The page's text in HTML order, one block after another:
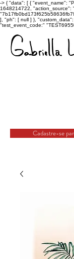
-> { "data": [ { "event_name":
1648214722, "action_source":
], "ph": [ null ] },
"test_event_code:"
Cadastre-se